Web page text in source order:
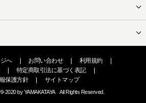
へ お問い合わせ 利用規約
特定商取引法に基づく表記
保護方針
サイトマップ
2020 by YAMAKATAYA All Rights Reserved.